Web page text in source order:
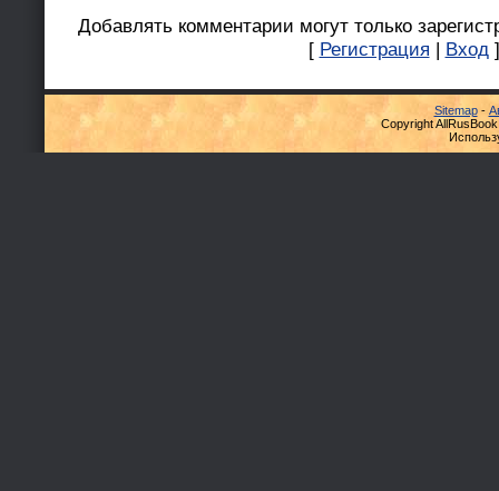
Добавлять комментарии могут только
[ Регистрация | Вход ]
Sitemap-
Copyright